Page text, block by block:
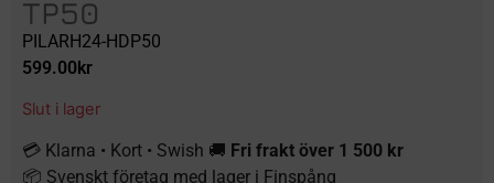
TP50
PILARH24-HDP50
599.00kr
Slut i lager
💳 Klarna • Kort • Swish 🚚 Fri frakt över 1 500 kr
📦 Svenskt företag med lager i Finspång